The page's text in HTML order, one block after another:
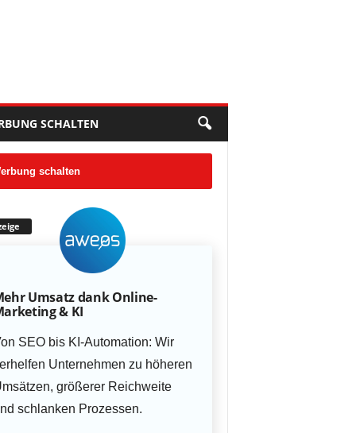
SCHALTEN
schalten
Umsatz dank Online-
& KI
SEO bis KI-Automation: Wir
Unternehmen zu höheren
größerer Reichweite
schlanken Prozessen.